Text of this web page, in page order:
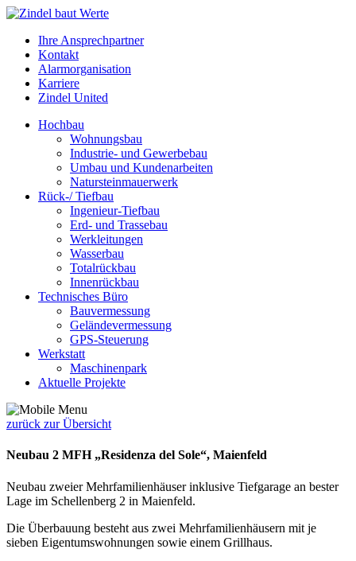
Ihre Ansprechpartner
Kontakt
Alarmorganisation
Karriere
Zindel United
Hochbau
Wohnungsbau
Industrie- und Gewerbebau
Umbau und Kundenarbeiten
Natursteinmauerwerk
Rück-/ Tiefbau
Ingenieur-Tiefbau
Erd- und Trassebau
Werkleitungen
Wasserbau
Totalrückbau
Innenrückbau
Technisches Büro
Bauvermessung
Geländevermessung
GPS-Steuerung
Werkstatt
Maschinenpark
Aktuelle Projekte
zurück zur Übersicht
Neubau 2 MFH „Residenza del Sole“, Maienfeld
Neubau zweier Mehrfamilienhäuser inklusive Tiefgarage an bester
Lage im Schellenberg 2 in Maienfeld.
Die Überbauung besteht aus zwei Mehrfamilienhäusern mit je
sieben Eigentumswohnungen sowie einem Grillhaus.